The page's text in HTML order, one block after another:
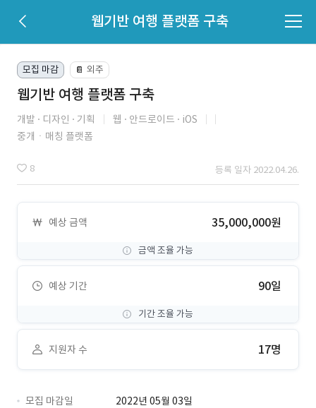
웹기반 여행 플랫폼 구축
모집 마감 📔 외주
웹기반 여행 플랫폼 구축
개발 디자인 기획 웹 안드로이드
iOS
중개ㆍ매칭 플랫폼
8 등록 일자 2022.04.26.
예상 금액 35,000,000원
금액 조율 가능
예상 기간 90일
기간 조율 가능
지원자 수 17명
모집 마감일
2022년 05월 03일